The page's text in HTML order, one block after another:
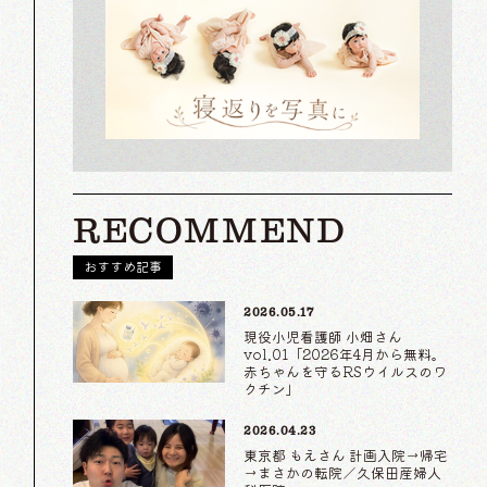
RECOMMEND
おすすめ記事
2026.05.17
現役小児看護師 小畑さん
vol.01「2026年4月から無料。
赤ちゃんを守るRSウイルスのワ
クチン」
2026.04.23
東京都 もえさん 計画入院→帰宅
→まさかの転院／久保田産婦人